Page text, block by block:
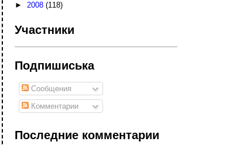
►2008(118)
Участники
Подпишиська
Сообщения
Комментарии
Последние комментарии